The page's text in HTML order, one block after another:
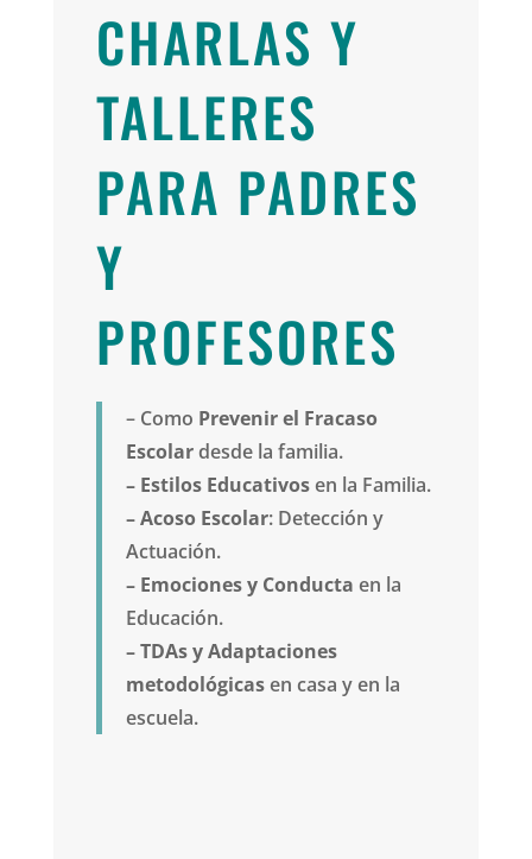
CHARLAS Y
TALLERES
PARA PADRES
Y
PROFESORES
– Como Prevenir el Fracaso
Escolardesde la familia.
– Estilos Educativosen la Familia.
– Acoso Escolar: Detección y
Actuación.
– Emociones y Conducta en la
Educación.
– TDAs y Adaptaciones
metodológicasen casa y en la
escuela.